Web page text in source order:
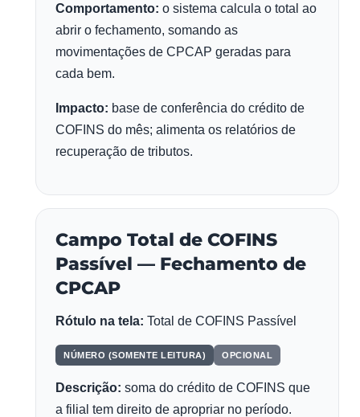
Comportamento: o sistema calcula o total ao
abrir o fechamento, somando as
movimentações de CPCAP geradas para
cada bem.
Impacto: base de conferência do crédito de
COFINS do mês; alimenta os relatórios de
recuperação de tributos.
Campo Total de COFINS
Passível — Fechamento de
CPCAP
Rótulo na tela: Total de COFINS Passível
NÚMERO (SOMENTE LEITURA) OPCIONAL
Descrição: soma do crédito de COFINS que
a filial tem direito de apropriar no período.